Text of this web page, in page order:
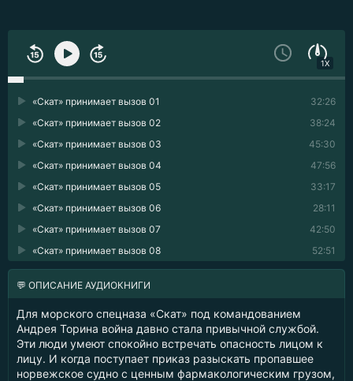
1X
32:26
«Скат» принимает вызов 01
38:24
«Скат» принимает вызов 02
45:30
«Скат» принимает вызов 03
47:56
«Скат» принимает вызов 04
33:17
«Скат» принимает вызов 05
28:11
«Скат» принимает вызов 06
42:50
«Скат» принимает вызов 07
52:51
«Скат» принимает вызов 08
💬 ОПИСАНИЕ АУДИОКНИГИ
Для морского спецназа «Скат» под командованием
Андрея Торина война давно стала привычной службой.
Эти люди умеют спокойно встречать опасность лицом к
лицу. И когда поступает приказ разыскать пропавшее
норвежское судно с ценным фармакологическим грузом,